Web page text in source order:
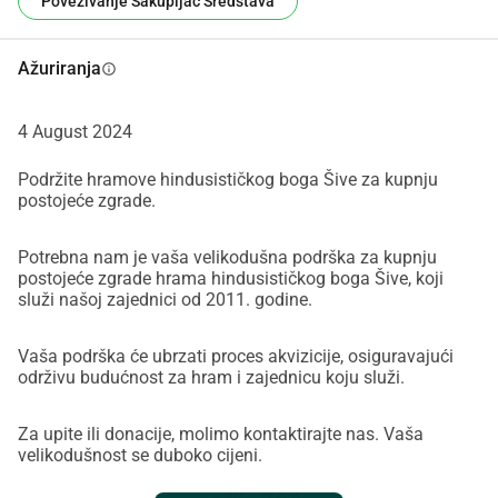
Avi Sharma
Ažuriranjainfo
4 August 2024
Podržite hramove hindusističkog boga Šive za kupnju
postojeće zgrade.
Potrebna nam je vaša velikodušna podrška za kupnju
postojeće zgrade hrama hindusističkog boga Šive, koji
služi našoj zajednici od 2011. godine.
Vaša podrška će ubrzati proces akvizicije, osiguravajući
održivu budućnost za hram i zajednicu koju služi.
Za upite ili donacije, molimo kontaktirajte nas. Vaša
velikodušnost se duboko cijeni.